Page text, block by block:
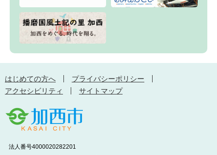
はじめての方へ
プライバシーポリシー
アクセシビリティ
サイトマップ
法人番号4000020282201